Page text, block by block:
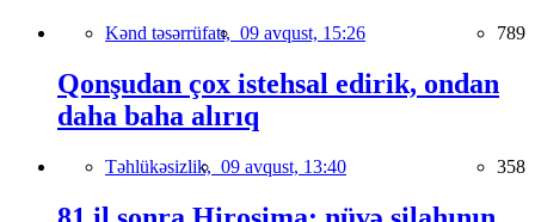
Kənd təsərrüfatı, 09 avqust, 15:26 789
Qonşudan çox istehsal edirik, ondan
daha baha alırıq
Təhlükəsizlik, 09 avqust, 13:40 358